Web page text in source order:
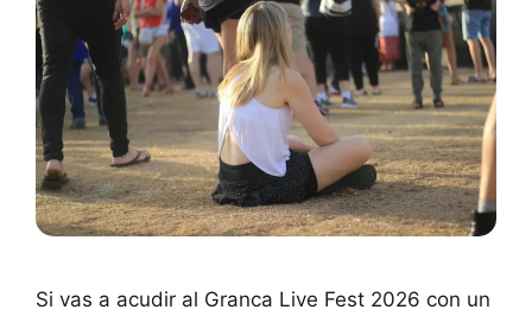
Si vas a acudir al Granca Live Fest 2026 con un